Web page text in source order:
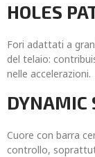
HOLES
Fori adattati a
del telaio:
nelle accelerazioni.
DYNAMIC
Cuore con barra
controllo,